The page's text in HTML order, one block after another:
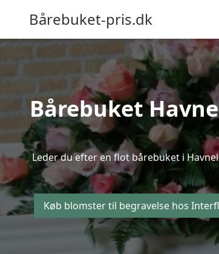
Bårebuket-pris.dk
Bårebuket
Leder du efter en flot bårebuket i
Køb blomster til begravelse hos